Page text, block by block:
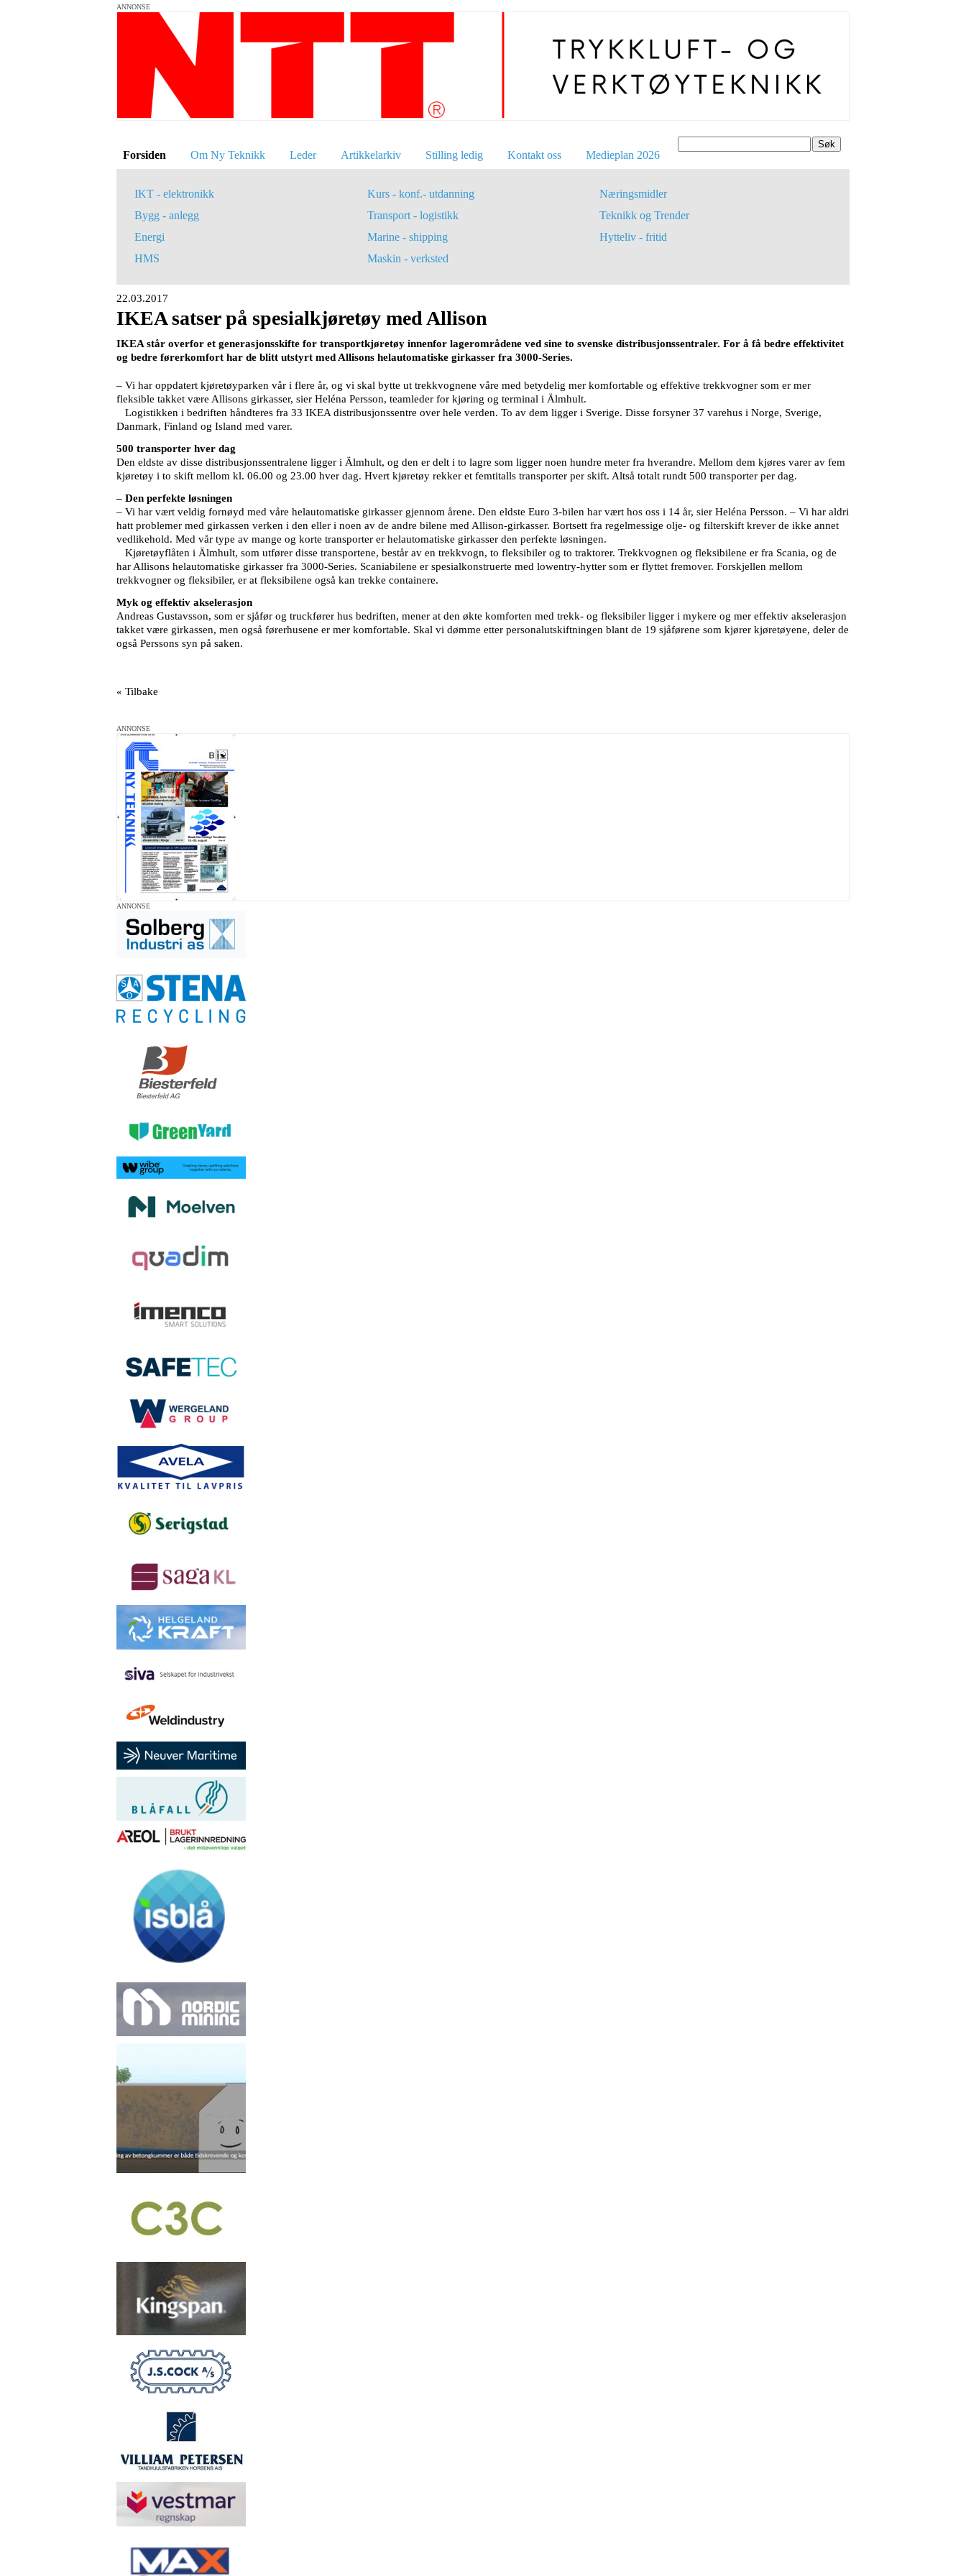
ANNONSE
Søk
Forsiden Om Ny Teknikk Leder Artikkelarkiv Stilling ledig Kontakt oss Medieplan 2026
IKT - elektronikk
Bygg - anlegg
Energi
HMS
Kurs - konf.- utdanning
Transport - logistikk
Marine - shipping
Maskin - verksted
Næringsmidler
Teknikk og Trender
Hytteliv - fritid
22.03.2017
IKEA satser på spesialkjøretøy med Allison
IKEA står overfor et generasjonsskifte for transportkjøretøy innenfor lagerområdene ved sine to svenske distribusjonssentraler. For å få bedre effektivitet
og bedre førerkomfort har de blitt utstyrt med Allisons helautomatiske girkasser fra 3000-Series.
– Vi har oppdatert kjøretøyparken vår i flere år, og vi skal bytte ut trekkvognene våre med betydelig mer komfortable og effektive trekkvogner som er mer
fleksible takket være Allisons girkasser, sier Heléna Persson, teamleder for kjøring og terminal i Älmhult.
Logistikken i bedriften håndteres fra 33 IKEA distribusjonssentre over hele verden. To av dem ligger i Sverige. Disse forsyner 37 varehus i Norge, Sverige,
Danmark, Finland og Island med varer.
500 transporter hver dag
Den eldste av disse distribusjonssentralene ligger i Älmhult, og den er delt i to lagre som ligger noen hundre meter fra hverandre. Mellom dem kjøres varer av fem
kjøretøy i to skift mellom kl. 06.00 og 23.00 hver dag. Hvert kjøretøy rekker et femtitalls transporter per skift. Altså totalt rundt 500 transporter per dag.
– Den perfekte løsningen
– Vi har vært veldig fornøyd med våre helautomatiske girkasser gjennom årene. Den eldste Euro 3-bilen har vært hos oss i 14 år, sier Heléna Persson. – Vi har aldri
hatt problemer med girkassen verken i den eller i noen av de andre bilene med Allison-girkasser. Bortsett fra regelmessige olje- og filterskift krever de ikke annet
vedlikehold. Med vår type av mange og korte transporter er helautomatiske girkasser den perfekte løsningen.
Kjøretøyflåten i Älmhult, som utfører disse transportene, består av en trekkvogn, to fleksibiler og to traktorer. Trekkvognen og fleksibilene er fra Scania, og de
har Allisons helautomatiske girkasser fra 3000-Series. Scaniabilene er spesialkonstruerte med lowentry-hytter som er flyttet fremover. Forskjellen mellom
trekkvogner og fleksibiler, er at fleksibilene også kan trekke containere.
Myk og effektiv akselerasjon
Andreas Gustavsson, som er sjåfør og truckfører hus bedriften, mener at den økte komforten med trekk- og fleksibiler ligger i mykere og mer effektiv akselerasjon
takket være girkassen, men også førerhusene er mer komfortable. Skal vi dømme etter personalutskiftningen blant de 19 sjåførene som kjører kjøretøyene, deler de
også Perssons syn på saken.
« Tilbake
ANNONSE
ANNONSE